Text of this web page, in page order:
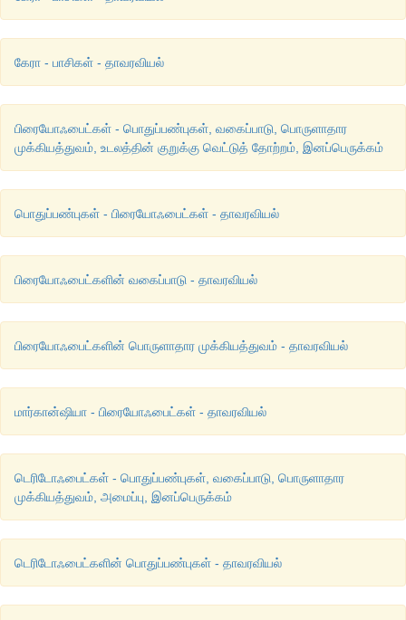
கேரா - பாசிகள் - தாவரவியல்
பிரையோஃபைட்கள் - பொதுப்பண்புகள், வகைப்பாடு, பொருளாதார
முக்கியத்துவம், உடலத்தின் குறுக்கு வெட்டுத் தோற்றம், இனப்பெருக்கம்
பொதுப்பண்புகள் - பிரையோஃபைட்கள் - தாவரவியல்
பிரையோஃபைட்களின் வகைப்பாடு - தாவரவியல்
பிரையோஃபைட்களின் பொருளாதார முக்கியத்துவம் - தாவரவியல்
மார்கான்ஷியா - பிரையோஃபைட்கள் - தாவரவியல்
டெரிடோஃபைட்கள் - பொதுப்பண்புகள், வகைப்பாடு, பொருளாதார
முக்கியத்துவம், அமைப்பு, இனப்பெருக்கம்
டெரிடோஃபைட்களின் பொதுப்பண்புகள் - தாவரவியல்